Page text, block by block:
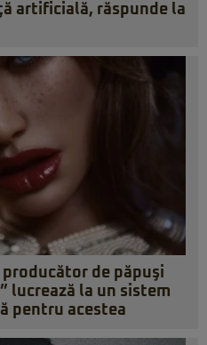
artificială, răspunde la
de păpuşi
lucrează la un sistem
pentru acestea